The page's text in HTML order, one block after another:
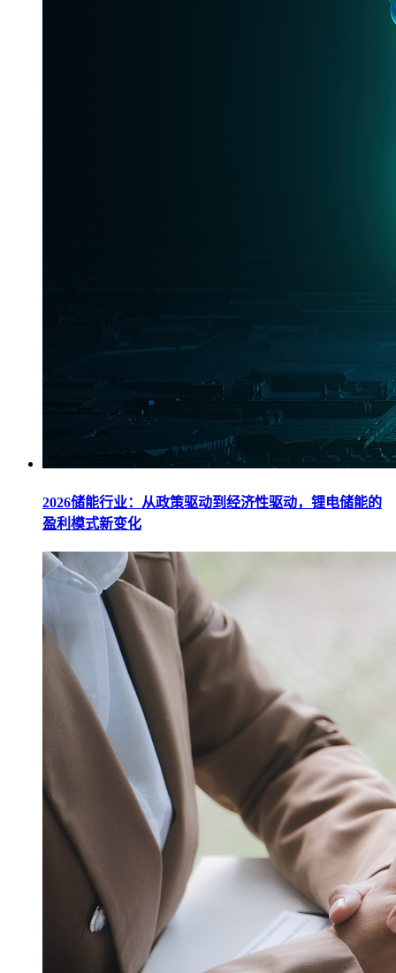
2026储能行业：从政策驱动到经济性驱动，锂电储能的
盈利模式新变化